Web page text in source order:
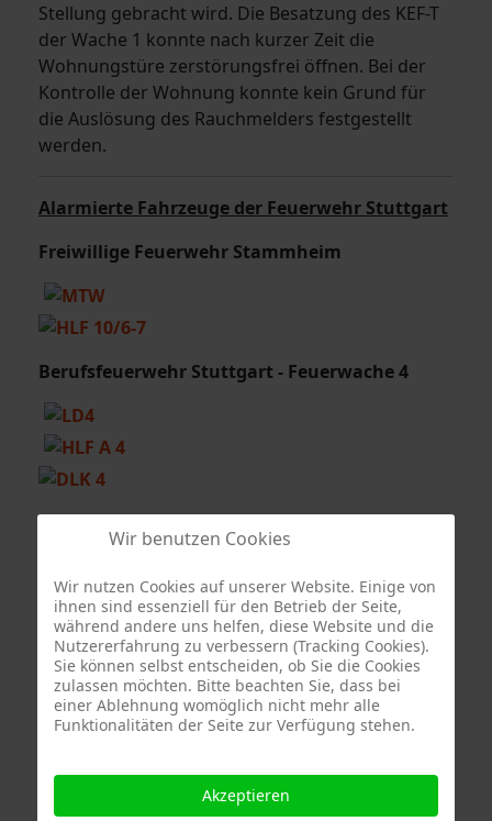
Stellung gebracht wird. Die Besatzung des KEF-T
der Wache 1 konnte nach kurzer Zeit die
Wohnungstüre zerstörungsfrei öffnen. Bei der
Kontrolle der Wohnung konnte kein Grund für
die Auslösung des Rauchmelders festgestellt
werden.
Alarmierte Fahrzeuge der Feuerwehr Stuttgart
Freiwillige Feuerwehr Stammheim
Berufsfeuerwehr Stuttgart - Feuerwache 4
Berufsfeuerwehr Stuttgart - Feuerwache 3
Sonderfahrzeug Berufsfeuerwehr Stuttgart
Quelle Fotos:
Wir benutzen Cookies
Wir nutzen Cookies auf unserer Website. Einige von
ihnen sind essenziell für den Betrieb der Seite,
während andere uns helfen, diese Website und die
Nutzererfahrung zu verbessern (Tracking Cookies).
Sie können selbst entscheiden, ob Sie die Cookies
zulassen möchten. Bitte beachten Sie, dass bei
einer Ablehnung womöglich nicht mehr alle
Funktionalitäten der Seite zur Verfügung stehen.
Akzeptieren